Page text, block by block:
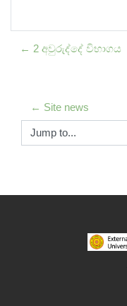
← 2 අවුරුද්දේ විභාගය
← Site news
Jump to...